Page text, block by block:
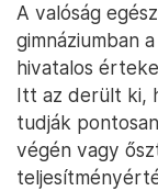
A valóság
gimnáziumban
hivatalos
Itt az derült ki,
tudják
végén vagy